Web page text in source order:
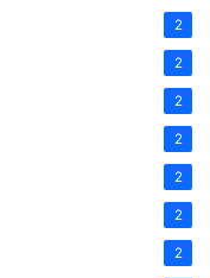
2
2
2
2
2
2
2